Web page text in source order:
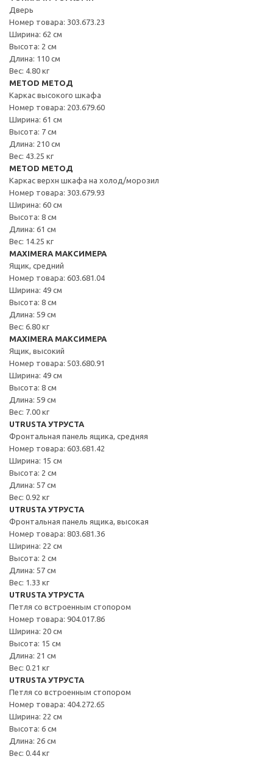
Дверь
Номер товара: 303.673.23
Ширина: 62 см
Высота: 2 см
Длина: 110 см
Вес: 4.80 кг
METOD МЕТОД
Каркас высокого шкафа
Номер товара: 203.679.60
Ширина: 61 см
Высота: 7 см
Длина: 210 см
Вес: 43.25 кг
METOD МЕТОД
Каркас верхн шкафа на холод/морозил
Номер товара: 303.679.93
Ширина: 60 см
Высота: 8 см
Длина: 61 см
Вес: 14.25 кг
MAXIMERA МАКСИМЕРА
Ящик, средний
Номер товара: 603.681.04
Ширина: 49 см
Высота: 8 см
Длина: 59 см
Вес: 6.80 кг
MAXIMERA МАКСИМЕРА
Ящик, высокий
Номер товара: 503.680.91
Ширина: 49 см
Высота: 8 см
Длина: 59 см
Вес: 7.00 кг
UTRUSTA УТРУСТА
Фронтальная панель ящика, средняя
Номер товара: 603.681.42
Ширина: 15 см
Высота: 2 см
Длина: 57 см
Вес: 0.92 кг
UTRUSTA УТРУСТА
Фронтальная панель ящика, высокая
Номер товара: 803.681.36
Ширина: 22 см
Высота: 2 см
Длина: 57 см
Вес: 1.33 кг
UTRUSTA УТРУСТА
Петля со встроенным стопором
Номер товара: 904.017.86
Ширина: 20 см
Высота: 15 см
Длина: 21 см
Вес: 0.21 кг
UTRUSTA УТРУСТА
Петля со встроенным стопором
Номер товара: 404.272.65
Ширина: 22 см
Высота: 6 см
Длина: 26 см
Вес: 0.44 кг